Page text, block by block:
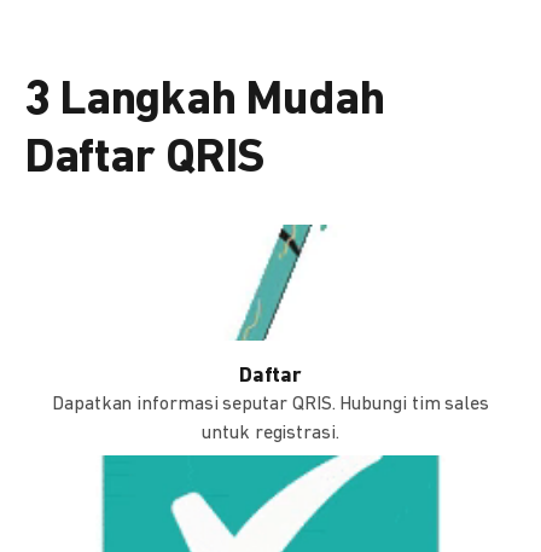
3 Langkah Mudah
Daftar QRIS
Daftar
Dapatkan informasi seputar QRIS. Hubungi tim sales
untuk registrasi.